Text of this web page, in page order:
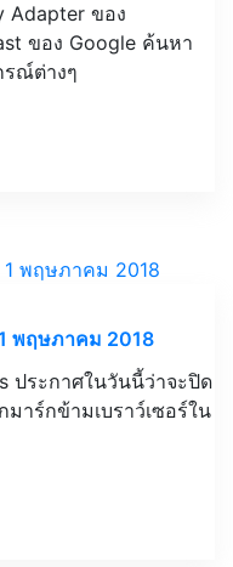
Adapter ของ
ของ Google ค้นหา
รณ์ต่างๆ
พฤษภาคม 2018
ประกาศในวันนี้ว่าจะปิด
าร์กข้ามเบราว์เซอร์ใน